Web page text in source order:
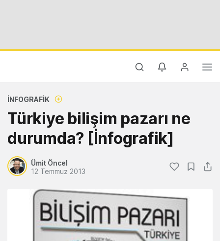
İNFOGRAFIK
Türkiye bilişim pazarı ne
durumda? [İnfografik]
Ümit Öncel
12 Temmuz 2013